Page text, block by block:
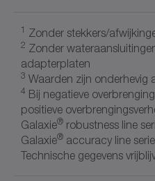
1 Zonder stekkers/
2 Zonder
adapterplaten
3 Waarden zijn onderhevig
4 Bij negatieve
positieve
Galaxie® robustness line
Galaxie® accuracy line
Technische gegevens